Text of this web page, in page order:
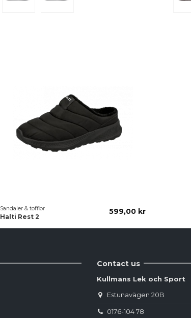
Sandaler & tofflor
Halti Rest 2
599,00 kr
Contact us
Kullmans Lek och Sport
Estunavägen 20B
0176-104 78